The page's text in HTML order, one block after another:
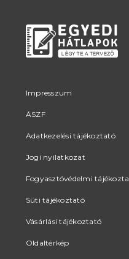
Impresszum
ÁSZF
Adatkezelési tájékoztató
Jogi nyilatkozat
Fogyasztóvédelmi
Süti tájékoztató
Vásárlási tájékoztató
Oldaltérkép